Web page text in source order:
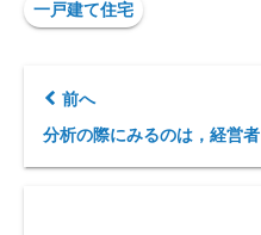
一戸建て住宅
前へ
分析の際にみるのは，経営者